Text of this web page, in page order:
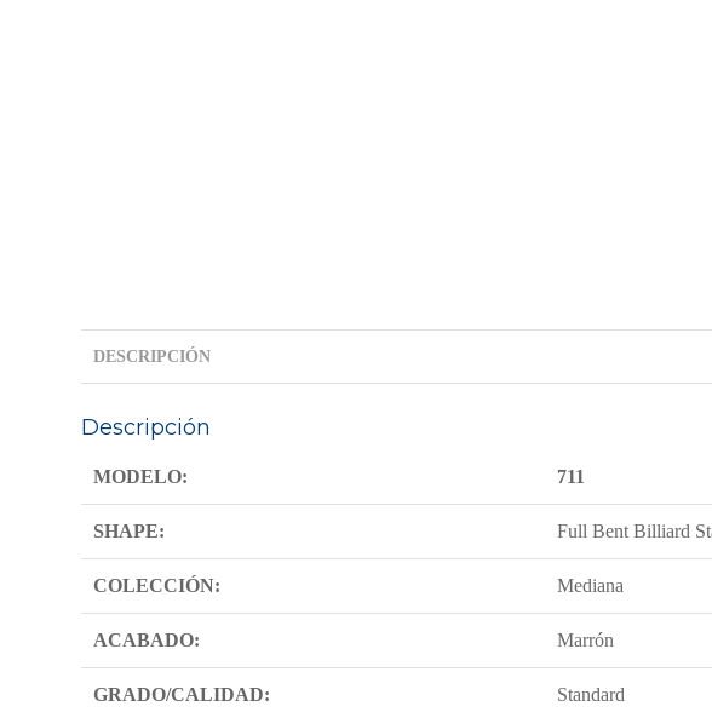
DESCRIPCIÓN
Descripción
MODELO: 711
SHAPE: Full Bent Billiard
COLECCIÓN: Mediana
ACABADO: Marrón
GRADO/CALIDAD: Standard